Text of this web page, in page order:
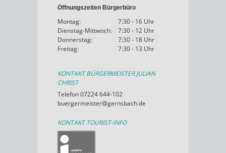
Öffnungszeiten Bürgerbüro
Montag:
7:30 - 16 Uhr
Dienstag-Mittwoch:
7:30 - 12 Uhr
Donnerstag:
7:30 - 18 Uhr
Freitag:
7:30 - 13 Uhr
KONTAKT BÜRGERMEISTER JULIAN
CHRIST
Telefon 07224 644-102
buergermeister@gernsbach.de
KONTAKT TOURIST-INFO